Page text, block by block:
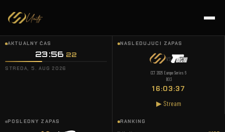
AKTUÁLNY ČAS
23:56 23
STREDA, 5. AUG 2026
NASLEDUJÚCI ZÁPAS
VS
CCT 2026 Europe Series 6
BO3
16:03:36
▶ Stream
POSLEDNÝ ZÁPAS RANKING